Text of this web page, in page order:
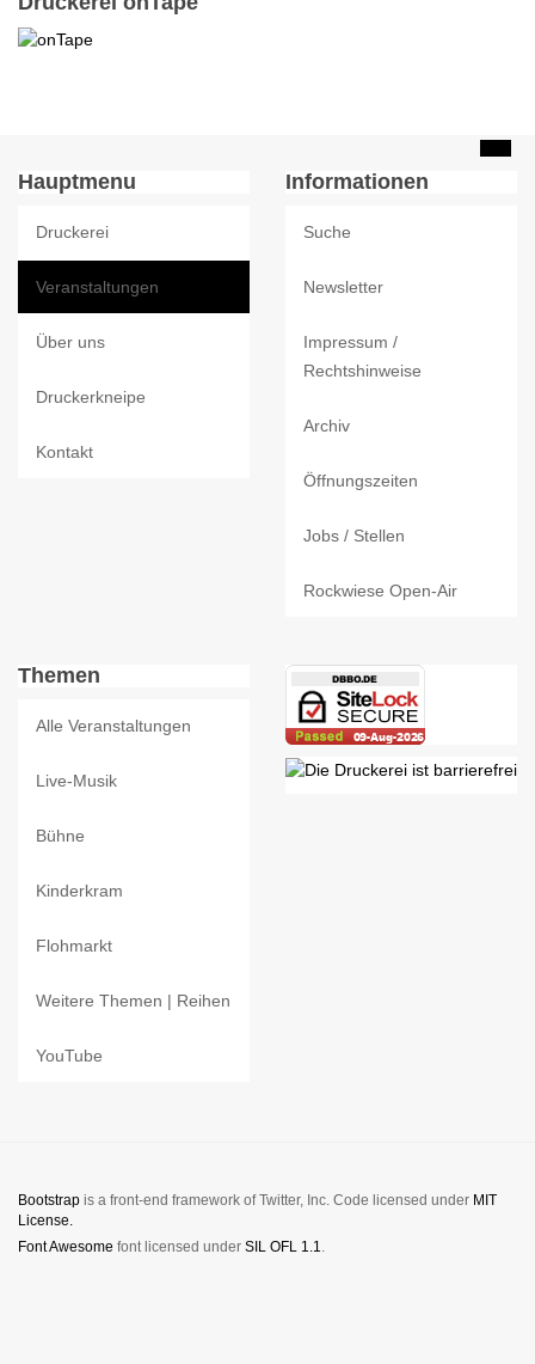
Hauptmenu
Druckerei
Veranstaltungen
Über uns
Druckerkneipe
Kontakt
Informationen
Suche
Newsletter
Impressum /
Rechtshinweise
Archiv
Öffnungszeiten
Jobs / Stellen
Rockwiese Open-Air
Themen
Alle Veranstaltungen
Live-Musik
Bühne
Kinderkram
Flohmarkt
Weitere Themen | Reihen
YouTube
Bootstrap is a front-end framework of Twitter, Inc. Code licensed under MIT
License.
Font Awesome font licensed under SIL OFL 1.1.